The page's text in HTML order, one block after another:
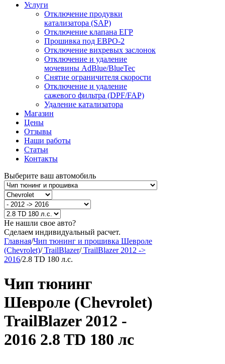
Услуги
Отключение продувки
катализатора (SAP)
Отключение клапана ЕГР
Прошивка под ЕВРО-2
Отключение вихревых заслонок
Отключение и удаление
мочевины AdBlue/BlueTec
Снятие ограничителя скорости
Отключение и удаление
сажевого фильтра (DPF/FAP)
Удаление катализатора
Магазин
Цены
Отзывы
Наши работы
Статьи
Контакты
Выберите ваш автомобиль
Не нашли свое авто?
Сделаем индивидуальный расчет.
Главная/Чип тюнинг и прошивка Шевроле
(Chevrolet)/TrailBlazer/TrailBlazer 2012 ->
2016/2.8 TD 180 л.с.
Чип тюнинг
Шевроле (Chevrolet)
TrailBlazer 2012 -
2016 2.8 TD 180 лс